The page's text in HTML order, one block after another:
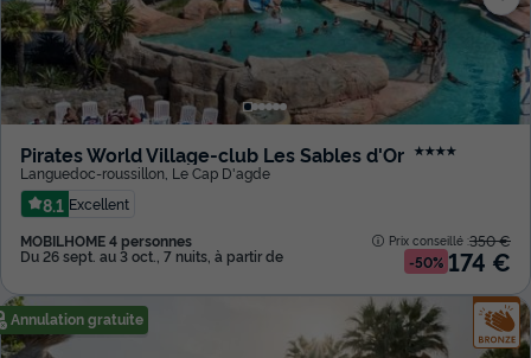
Pirates World Village-club Les Sables d'Or ★★★★
Languedoc-roussillon Le Cap D'agde
8.1 Excellent
MOBILHOME 4 personnes
Du 26 sept. au 3 oct., 7 nuits, à partir de
Prix conseillé :350 €
-50% 174 €
Annulation gratuite